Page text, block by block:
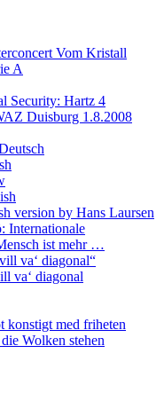
Vom Kristall
A
Security: Hartz 4
Duisburg 1.8.2008
version by Hans Laursen
Internationale
ist mehr …
va‘ diagonal“
va‘ diagonal
konstigt med friheten
Wolken stehen